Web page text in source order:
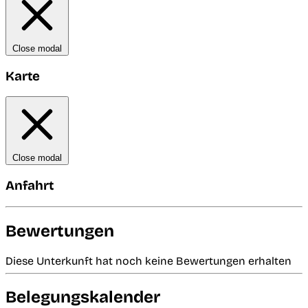
Close modal
Karte
Close modal
Anfahrt
Bewertungen
Diese Unterkunft hat noch keine Bewertungen erhalten
Belegungskalender